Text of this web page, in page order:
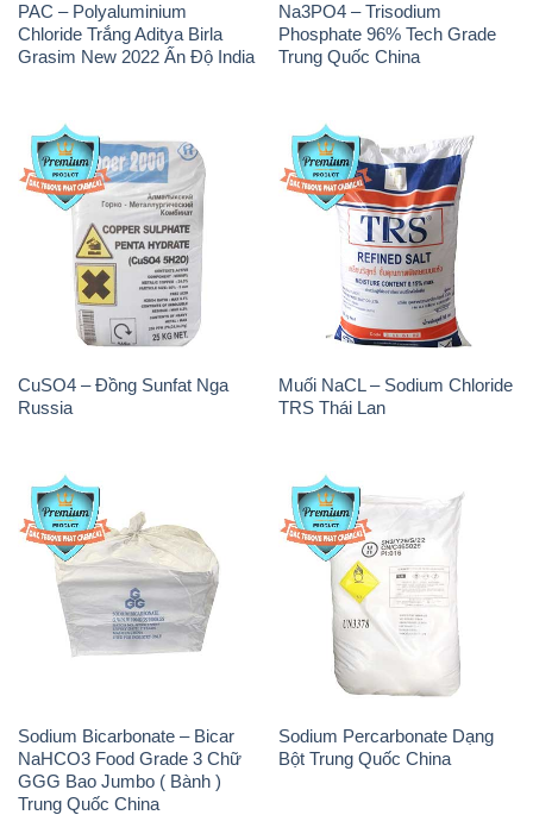
PAC – Polyaluminium
Chloride Trắng Aditya Birla
Grasim New 2022 Ấn Độ India
Na3PO4 – Trisodium
Phosphate 96% Tech Grade
Trung Quốc China
CuSO4 – Đồng Sunfat Nga
Russia
Muối NaCL – Sodium Chloride
TRS Thái Lan
Sodium Bicarbonate – Bicar
NaHCO3 Food Grade 3 Chữ
GGG Bao Jumbo ( Bành )
Trung Quốc China
Sodium Percarbonate Dạng
Bột Trung Quốc China